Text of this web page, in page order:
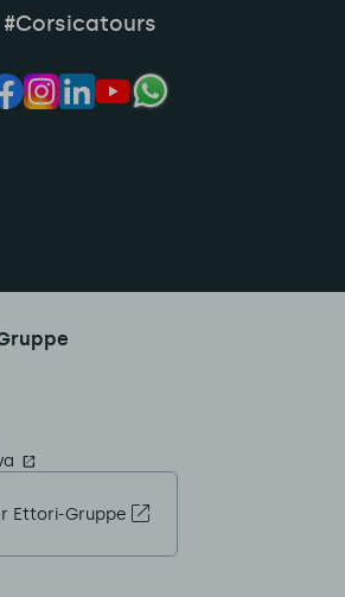
#Corsicatours
Ettori-Gruppe